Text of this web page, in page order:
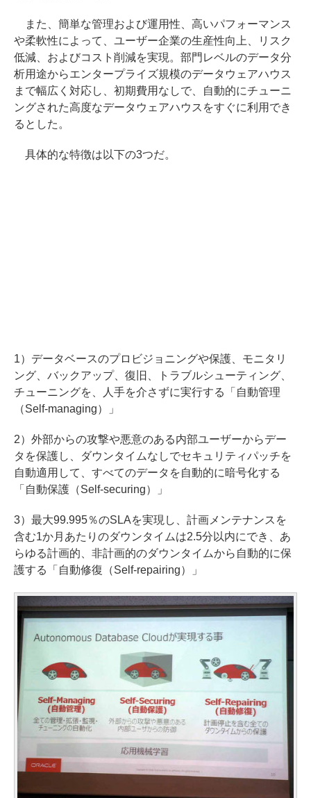
また、簡単な管理および運用性、高いパフォーマンス
や柔軟性によって、ユーザー企業の生産性向上、リスク
低減、およびコスト削減を実現。部門レベルのデータ分
析用途からエンタープライズ規模のデータウェアハウス
まで幅広く対応し、初期費用なしで、自動的にチューニ
ングされた高度なデータウェアハウスをすぐに利用でき
るとした。
具体的な特徴は以下の3つだ。
1）データベースのプロビジョニングや保護、モニタリ
ング、バックアップ、復旧、トラブルシューティング、
チューニングを、人手を介さずに実行する「自動管理
（Self-managing）」
2）外部からの攻撃や悪意のある内部ユーザーからデー
タを保護し、ダウンタイムなしでセキュリティパッチを
自動適用して、すべてのデータを自動的に暗号化する
「自動保護（Self-securing）」
3）最大99.995％のSLAを実現し、計画メンテナンスを
含む1か月あたりのダウンタイムは2.5分以内にでき、あ
らゆる計画的、非計画的のダウンタイムから自動的に保
護する「自動修復（Self-repairing）」